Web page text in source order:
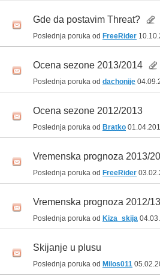
Gde da postavim Threat?
Poslednja poruka od FreeRider
Ocena sezone 2013/2014
Poslednja poruka od dachonije
Ocena sezone 2012/2013
Poslednja poruka od Bratko
Vremenska prognoza 2013/
Poslednja poruka od FreeRider
Vremenska prognoza 2012/13
Poslednja poruka od Kiza_skija
Skijanje u plusu
Poslednja poruka od Milos011